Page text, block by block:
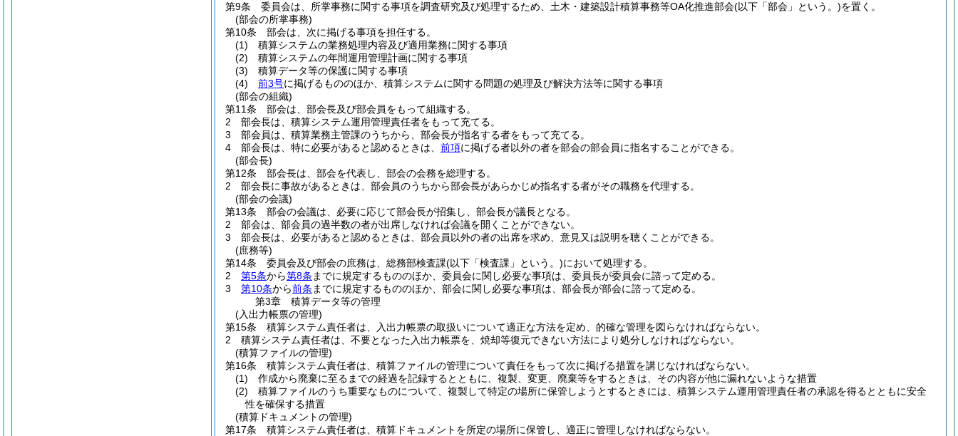
第9条
委員会は、所掌事務に関する事項を調査研究及び処理するため、土木・建築設計積算事務等OA化推進部会(以下「部会」という。)を置く。
(部会の所掌事務)
第10条
部会は、次に掲げる事項を担任する。
(1)
積算システムの業務処理内容及び適用業務に関する事項
(2)
積算システムの年間運用管理計画に関する事項
(3)
積算データ等の保護に関する事項
(4)
前3号に掲げるもののほか、積算システムに関する問題の処理及び解決方法等に関する事項
(部会の組織)
第11条
部会は、部会長及び部会員をもって組織する。
2
部会長は、積算システム運用管理責任者をもって充てる。
3
部会員は、積算業務主管課のうちから、部会長が指名する者をもって充てる。
4
部会長は、特に必要があると認めるときは、 前項に掲げる者以外の者を部会の部会員に指名することができる。
(部会長)
第12条
部会長は、部会を代表し、部会の会務を総理する。
2
部会長に事故があるときは、部会員のうちから部会長があらかじめ指名する者がその職務を代理する。
(部会の会議)
第13条
部会の会議は、必要に応じて部会長が招集し、部会長が議長となる。
2
部会は、部会員の過半数の者が出席しなければ会議を開くことができない。
3
部会長は、必要があると認めるときは、部会員以外の者の出席を求め、意見又は説明を聴くことができる。
(庶務等)
第14条
委員会及び部会の庶務は、総務部検査課(以下「検査課」という。)において処理する。
2
第5条から第8条 までに規定するもののほか、委員会に関し必要な事項は、委員長が委員会に諮って定める。
3
第10条から前条 までに規定するもののほか、部会に関し必要な事項は、部会長が部会に諮って定める。
第3章
積算データ等の管理
(入出力帳票の管理)
第15条
積算システム責任者は、入出力帳票の取扱いについて適正な方法を定め、的確な管理を図らなければならない。
2
積算システム責任者は、不要となった入出力帳票を、焼却等復元できない方法により処分しなければならない。
(積算ファイルの管理)
第16条
積算システム責任者は、積算ファイルの管理について責任をもって次に掲げる措置を講じなければならない。
(1)
作成から廃棄に至るまでの経過を記録するとともに、複製、変更、廃棄等をするときは、その内容が他に漏れないような措置
(2)
積算ファイルのうち重要なものについて、複製して特定の場所に保管しようとするときには、積算システム運用管理責任者の承認を得るとともに安全
性を確保する措置
(積算ドキュメントの管理)
第17条
積算システム責任者は、積算ドキュメントを所定の場所に保管し、適正に管理しなければならない。